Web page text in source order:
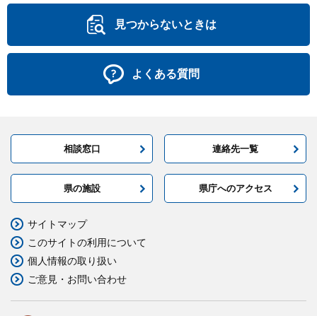
見つからないときは
よくある質問
相談窓口 連絡先一覧
県の施設 県庁へのアクセス
サイトマップ
このサイトの利用について
個人情報の取り扱い
ご意見・お問い合わせ